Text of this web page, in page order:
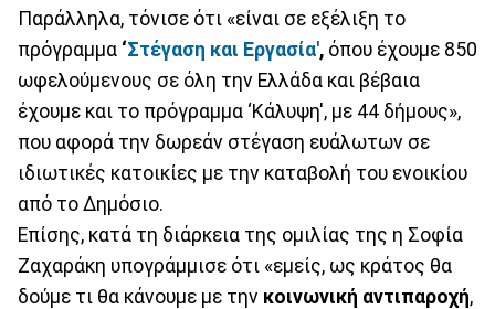
Παράλληλα, τόνισε ότι «είναι σε εξέλιξη το
πρόγραμμα ‘Στέγαση και Εργασία', όπου έχουμε 850
ωφελούμενους σε όλη την Ελλάδα και βέβαια
έχουμε και το πρόγραμμα ‘Κάλυψη', με 44 δήμους»,
που αφορά την δωρεάν στέγαση ευάλωτων σε
ιδιωτικές κατοικίες με την καταβολή του ενοικίου
από το Δημόσιο.
Επίσης, κατά τη διάρκεια της ομιλίας της η Σοφία
Ζαχαράκη υπογράμμισε ότι «εμείς, ως κράτος θα
δούμε τι θα κάνουμε με την κοινωνική αντιπαροχή,